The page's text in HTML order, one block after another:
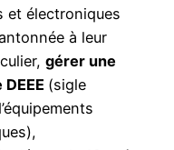
et électroniques
à leur
gérer une
(sigle